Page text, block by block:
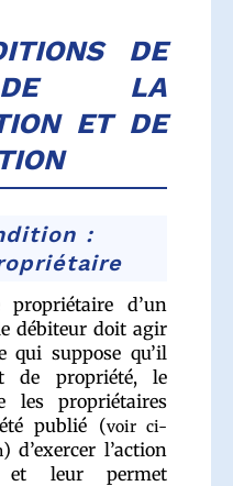
DE
LA
ET DE
:
d’un
débiteur doit agir
qui suppose qu’il
de propriété, le
les propriétaires
publié (voir ci-
) d’exercer l’action
et leur permet